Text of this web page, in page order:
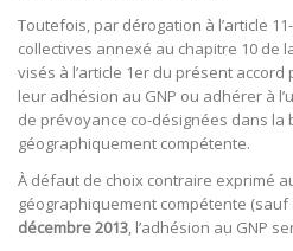
Toutefois, par dérogation à l’article
collectives annexé au chapitre 10 de
visés à l’article 1er du présent
leur adhésion au GNP ou adhérer à
de prévoyance co-désignées dans la
géographiquement compétente.
À défaut de choix contraire exprimé
géographiquement compétente (sauf
décembre 2013, l’adhésion au GNP